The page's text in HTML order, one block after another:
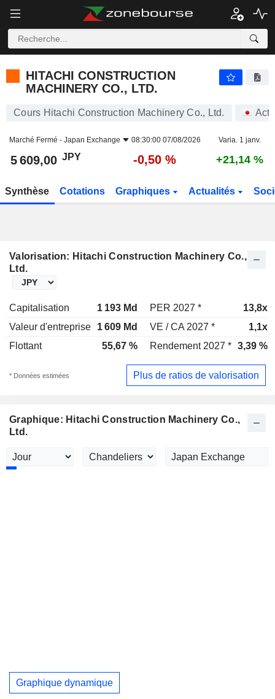
HITACHI CONSTRUCTION
MACHINERY CO., LTD.
Cours Hitachi Construction Machinery Co., Ltd.
Marché Fermé - Japan Exchange 08:30:00 07/08/2026 Varia. 1 janv.
5 609,00 JPY -0,50 % +21,14 %
Synthèse Cotations Graphiques Actualités
Valorisation: Hitachi Construction Machinery Co.,
Ltd.
Capitalisation 1 193 Md PER 2027 *
13,8x
Valeur d'entreprise
1 609 Md VE / CA 2027 *
1,1x
Flottant
55,67 % Rendement 2027 * 3,39 %
* Données estimées Plus de ratios de valorisation
Graphique: Hitachi Construction Machinery Co.,
Ltd.
Graphique dynamique